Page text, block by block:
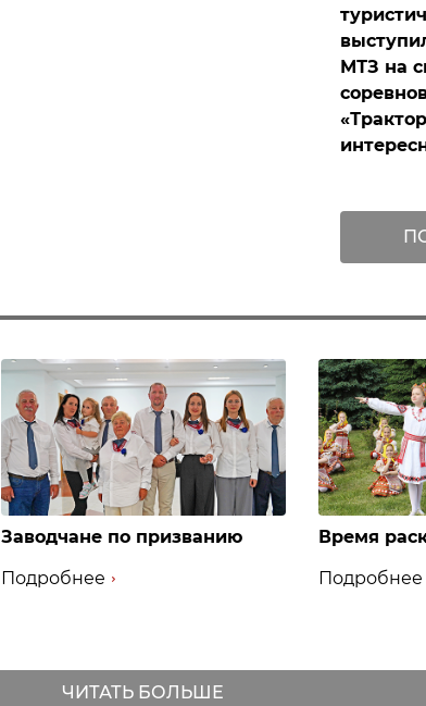
МТЗ на
Заводчане по призванию
Подробнее
Время
Подробнее
ЧИТАТЬ БОЛЬШЕ